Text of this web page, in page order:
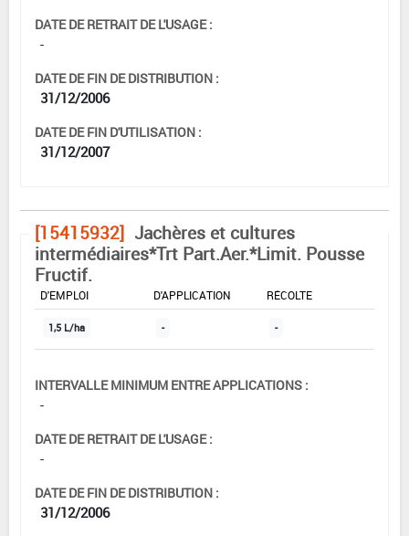
DATE DE RETRAIT DE L'USAGE :
-
DATE DE FIN DE DISTRIBUTION :
31/12/2006
DATE DE FIN D'UTILISATION :
31/12/2007
[15415932] Jachères et cultures
intermédiaires*Trt Part.Aer.*Limit. Pousse
Fructif.
DOSE MAX
D'EMPLOI
D'APPLICATION
RÉCOLTE
1,5 L/ha - -
INTERVALLE MINIMUM ENTRE APPLICATIONS :
-
DATE DE RETRAIT DE L'USAGE :
-
DATE DE FIN DE DISTRIBUTION :
31/12/2006